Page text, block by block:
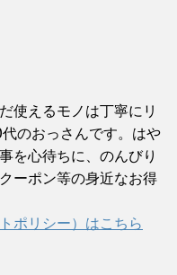
使えるモノは丁寧にリ
のおっさんです。はや
を心待ちに、のんびり
ーポン等の身近なお得
ポリシー）はこちら